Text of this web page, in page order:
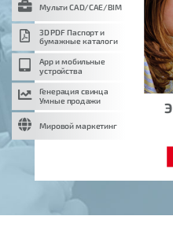
Мульти CAD/CAE/BIM
3D PDF Паспорт и
бумажные каталоги
App и мобильные
устройства
Генерация свинца
Умные продажи
Мировой маркетинг